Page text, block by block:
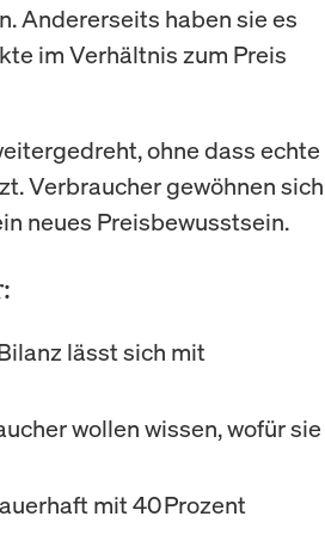
Andererseits haben sie es
im Verhältnis zum Preis
ohne dass echte
Verbraucher gewöhnen sich
neues Preisbewusstsein.
lässt sich mit
wollen wissen, wofür sie
mit 40 Prozent